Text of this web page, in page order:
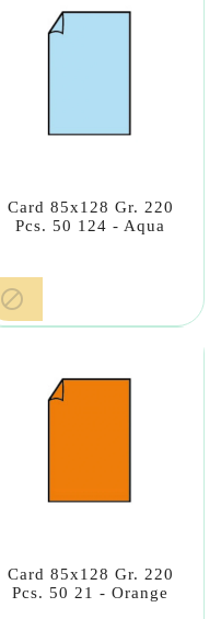
Card 85x128 Gr. 220
Pcs. 50 124 - Aqua

Card 85x128 Gr. 220
Pcs. 50 21 - Orange